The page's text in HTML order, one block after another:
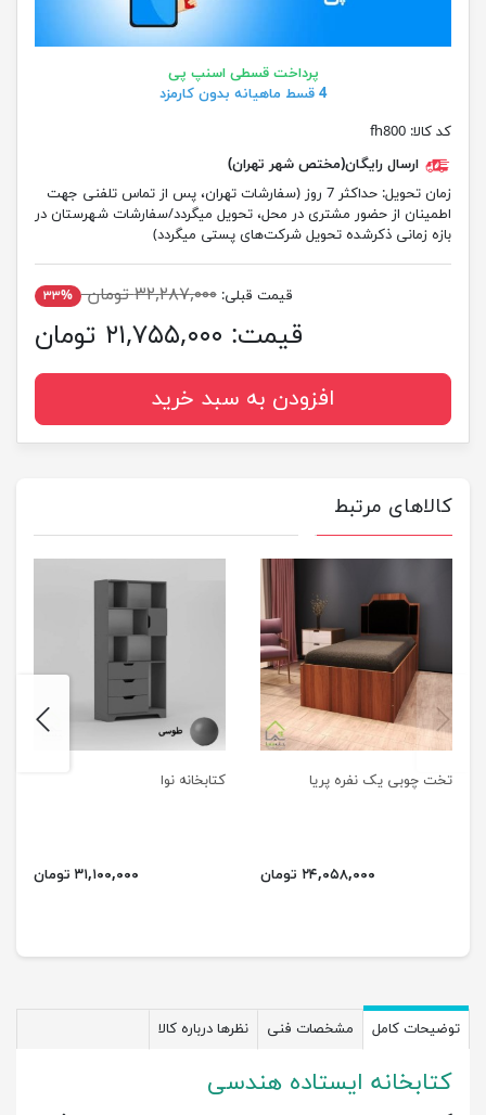
پرداخت قسطی اسنپ پی
4 قسط ماهیانه بدون کارمزد
کد کالا: fh800
ارسال رایگان(مختص شهر تهران)
زمان تحویل:
حداکثر 7 روز (سفارشات تهران، پس از تماس تلفنی جهت
اطمینان از حضور مشتری در محل، تحویل میگردد/سفارشات شهرستان در
بازه زمانی ذکرشده تحویل شرکت‌های پستی میگردد)
قیمت قبلی: ۳۲,۲۸۷,۰۰۰ تومان ۳۳%
قیمت: ۲۱,۷۵۵,۰۰۰ تومان
افزودن به سبد خرید
کالاهای مرتبط
تخت چوبی یک نفره پریا
۲۴,۰۵۸,۰۰۰ تومان
کتابخانه نوا
۳۱,۱۰۰,۰۰۰ تومان
previus
توضیحات کامل مشخصات فنی نظرها درباره کالا
کتابخانه ایستاده هندسی